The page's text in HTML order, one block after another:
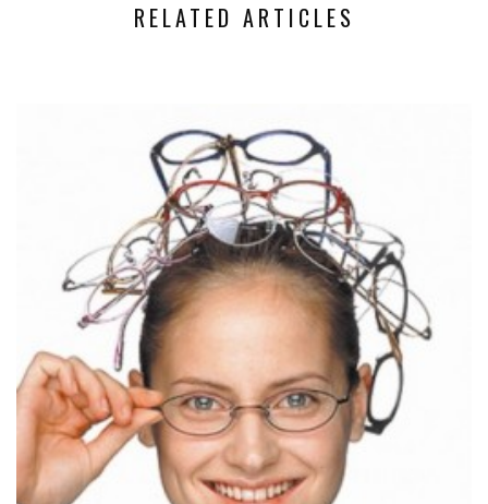
RELATED ARTICLES